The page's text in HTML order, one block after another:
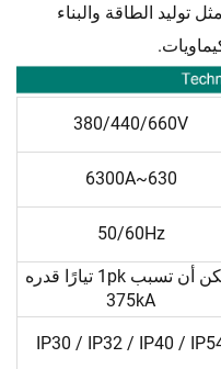
توليد الطاقة والبناء
380/440/660V
630~6300A
50/60Hz
يمكن أن تسبب 1pk تيارًا قدره
375kA
IP30 / IP32 / IP40 /